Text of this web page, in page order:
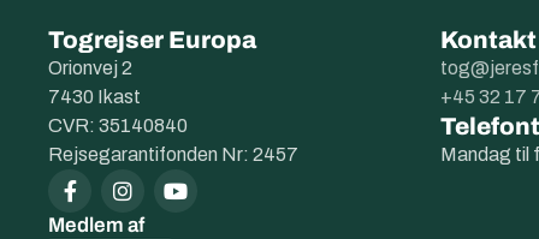
Togrejser Europa
Orionvej 2
7430 Ikast
CVR: 35140840
Rejsegarantifonden Nr: 2457
Medlem af
+45 32 17
Mandag til